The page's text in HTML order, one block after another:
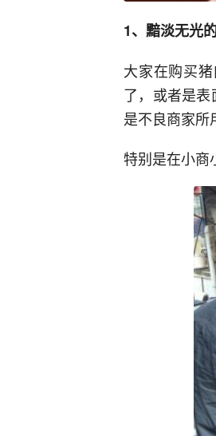
1、黯淡无光
大家在购买
了，或者是
是不良商家所
特别是在小商